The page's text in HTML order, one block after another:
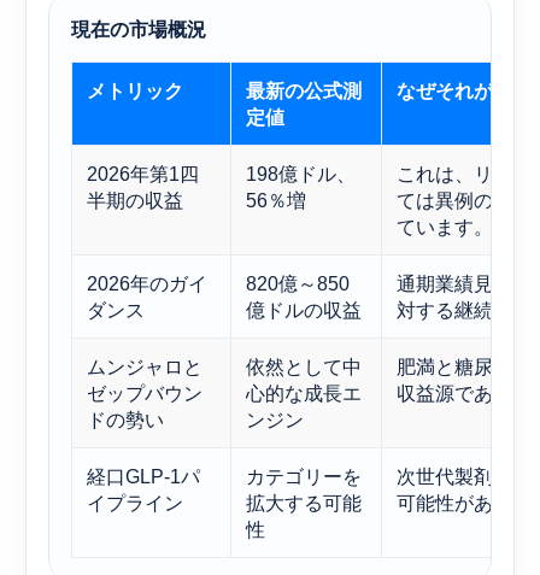
現在の市場概況
メトリック
最新の公式測
定値
なぜそれが重要
2026年第1四
半期の収益
198億ドル、
56％増
これは、リリー
ては異例のペー
ています。
2026年のガイ
ダンス
820億～850
億ドルの収益
通期業績見通し
対する継続的な
ムンジャロと
ゼップバウン
ドの勢い
依然として中
心的な成長エ
ンジン
肥満と糖尿病関
収益源である。
経口GLP-1パ
イプライン
カテゴリーを
拡大する可能
性
次世代製剤の成
可能性がある。